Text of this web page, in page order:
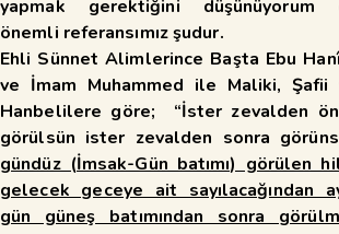
yapmak gerektiğini düşünüyorum
önemli referansımız şudur.
Ehli Sünnet Alimlerince Başta Ebu
ve İmam Muhammed ile Maliki, Şafii
Hanbelilere göre; “İster zevalden
görülsün ister zevalden sonra
gündüz (İmsak-Gün batımı) görülen
gelecek geceye ait sayılacağından
gün güneş batımından sonra